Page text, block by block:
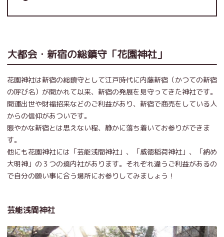
大都会・新宿の総鎮守「花園神社」
花園神社は新宿の総鎮守として江戸時代に内藤新宿（かつての新宿
の呼び名）が開かれて以来、新宿の発展を見守ってきた神社です。
開運出世や財福招来などのご利益があり、新宿で商売をしている人
からの信仰があついです。
賑やかな新宿とは思えない程、静かに落ち着いてお参りができま
す。
他にも花園神社には「芸能浅間神社」、「威徳稲荷神社」、「納め
大明神」の３つの境内社があります。それぞれ違うご利益があるの
で自分の願い事に合う場所にお参りしてみましょう！
芸能浅間神社